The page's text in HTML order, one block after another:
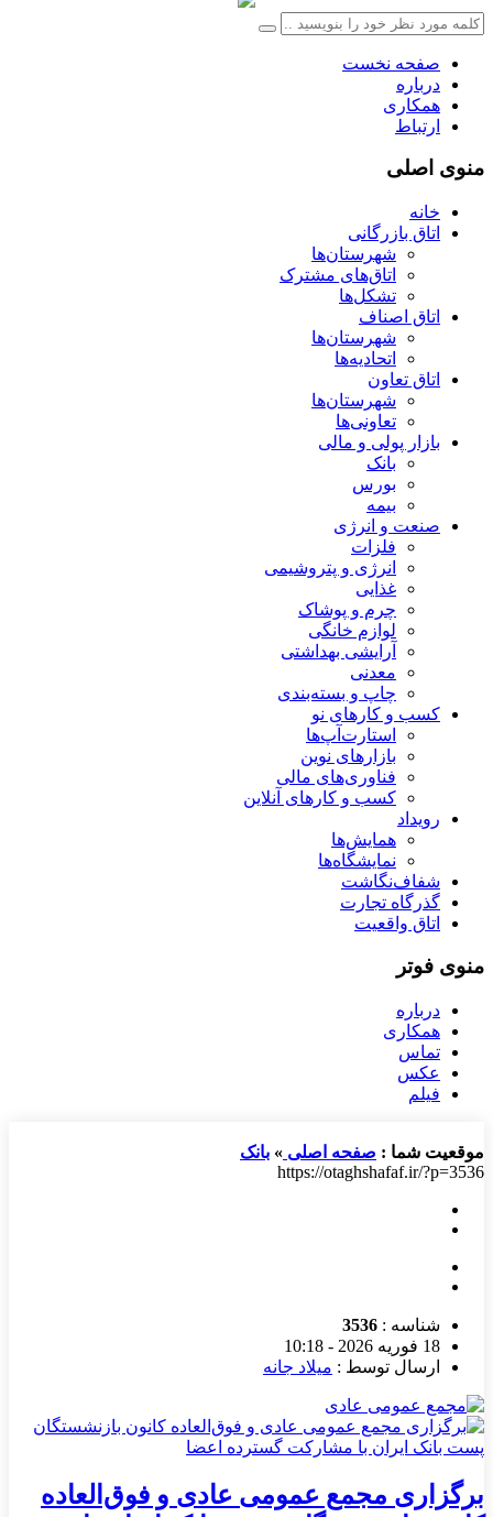
صفحه نخست
درباره
همکاری
ارتباط
منوی اصلی
خانه
اتاق بازرگانی
شهرستان‌ها
اتاق‌های مشترک
تشکل‌ها
اتاق اصناف
شهرستان‌ها
اتحادیه‌ها
اتاق تعاون
شهرستان‌ها
تعاونی‌ها
بازار پولی و مالی
بانک
بورس
بیمه
صنعت و انرژی
فلزات
انرژی و پتروشیمی
غذایی
چرم و پوشاک
لوازم خانگی
آرایشی بهداشتی
معدنی
چاپ و بسته‌بندی
کسب و کارهای نو
استارت‌آپ‌ها
بازارهای نوین
فناوری‌های مالی
کسب و کارهای آنلاین
رویداد
همایش‌ها
نمایشگاه‌ها
شفاف‌نگاشت
گذرگاه تجارت
اتاق واقعیت
منوی فوتر
درباره
همکاری
تماس
عکس
فیلم
موقعیت شما : صفحه اصلی » بانک
https://otaghshafaf.ir/?p=3536
شناسه : 3536
18 فوریه 2026 - 10:18
ارسال توسط : میلاد جانه
برگزاری مجمع عمومی عادی و فوق‌العاده